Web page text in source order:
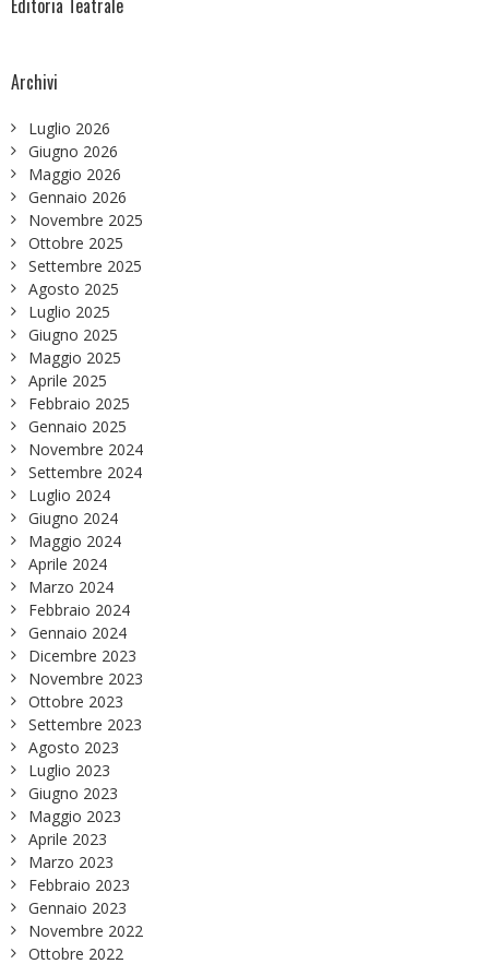
Archivi
Luglio 2026
Giugno 2026
Maggio 2026
Gennaio 2026
Novembre 2025
Ottobre 2025
Settembre 2025
Agosto 2025
Luglio 2025
Giugno 2025
Maggio 2025
Aprile 2025
Febbraio 2025
Gennaio 2025
Novembre 2024
Settembre 2024
Luglio 2024
Giugno 2024
Maggio 2024
Aprile 2024
Marzo 2024
Febbraio 2024
Gennaio 2024
Dicembre 2023
Novembre 2023
Ottobre 2023
Settembre 2023
Agosto 2023
Luglio 2023
Giugno 2023
Maggio 2023
Aprile 2023
Marzo 2023
Febbraio 2023
Gennaio 2023
Novembre 2022
Ottobre 2022